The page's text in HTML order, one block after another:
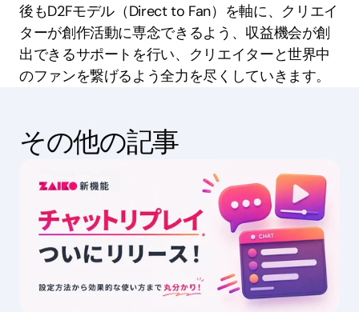
後もD2Fモデル（Direct to Fan）を軸に、クリエイ
ターが創作活動に専念できるよう、収益機会が創
出できるサポートを行い、クリエイターと世界中
のファンを繋げるよう全力を尽くしていきます。
その他の記事